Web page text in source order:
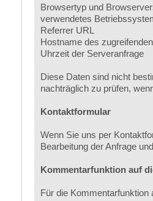
Browsertyp und
verwendetes
Referrer URL
Hostname des
Uhrzeit der Serveranfrage
Diese Daten sind nicht
nachträglich zu prüfen,
Kontaktformular
Wenn Sie uns per
Bearbeitung der Anfrage
Kommentarfunktion auf
Für die